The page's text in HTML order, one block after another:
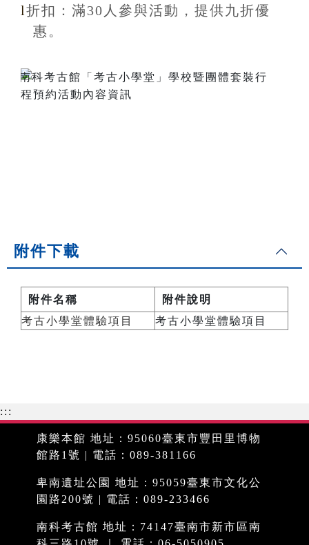
l折扣 ：滿30 人參與活動，提供九折優
惠 。
附件下載
附件名稱
附件說明
考古小學堂體驗項目
考古小學堂體驗項目
:::
康樂本館 地址：95060臺東市豐田里博物
館路1號 | 電話：089-381166
卑南遺址公園 地址：95059臺東市文化公
園路200號 | 電話：089-233466
南科考古館 地址：74147臺南市新市區南